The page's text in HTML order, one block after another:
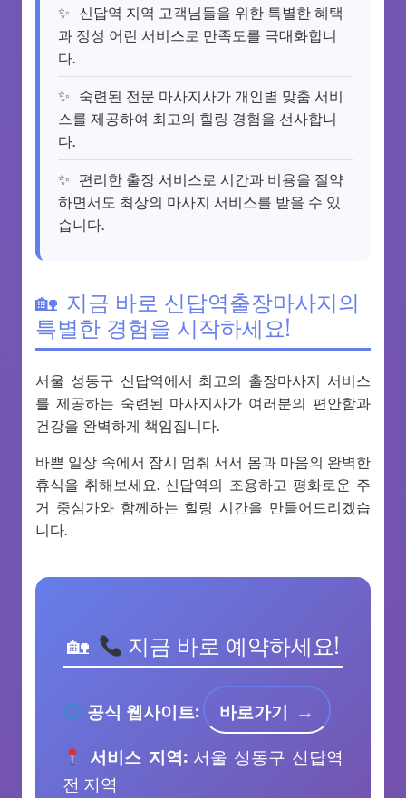
신답역 지역 고객님들을 위한 특별한 혜택
과 정성 어린 서비스로 만족도를 극대화합니
다.
숙련된 전문 마사지사가 개인별 맞춤 서비
스를 제공하여 최고의 힐링 경험을 선사합니
다.
편리한 출장 서비스로 시간과 비용을 절약
하면서도 최상의 마사지 서비스를 받을 수 있
습니다.
지금 바로 신답역출장마사지의
특별한 경험을 시작하세요!
서울 성동구 신답역에서 최고의 출장마사지 서비스
를 제공하는 숙련된 마사지사가 여러분의 편안함과
건강을 완벽하게 책임집니다.
바쁜 일상 속에서 잠시 멈춰 서서 몸과 마음의 완벽한
휴식을 취해보세요. 신답역의 조용하고 평화로운 주
거 중심가와 함께하는 힐링 시간을 만들어드리겠습
니다.
지금 바로 예약하세요!
공식 웹사이트:
바로가기
서비스 지역:서울 성동구 신답역
전 지역